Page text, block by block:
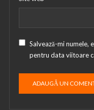
Salvează-mi numele,
pentru data viitoare